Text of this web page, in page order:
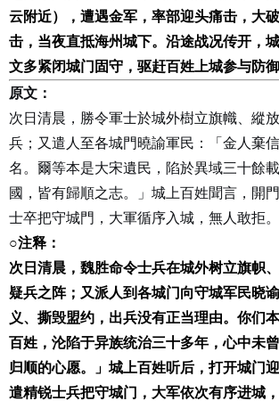
云附近），遭遇金军，率部迎头痛击，大
击，当夜直抵海州城下。沿途战况传开，
文多紧闭城门固守，驱赶百姓上城参与防御
原文：
次日清晨，勝令軍士於城外樹立旗幟、縱
兵；又遣人至各城門曉諭軍民：「金人棄
名。爾等本是大宋遺民，陷於異域三十餘
國，皆有歸順之志。」城上百姓聞言，開
士卒把守城門，大軍循序入城，無人敢拒。
○注释：
次日清晨，魏胜命令士兵在城外树立旗帜
疑兵之阵；又派人到各城门向守城军民晓
义、撕毁盟约，出兵没有正当理由。你们
百姓，沦陷于异族统治三十多年，心中未
归顺的心愿。」城上百姓听后，打开城门
遣精锐士兵把守城门，大军依次有序进城，